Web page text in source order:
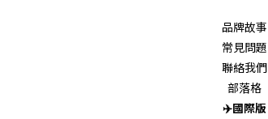
品牌故事
常見問題
聯絡我們
部落格
✈️國際版